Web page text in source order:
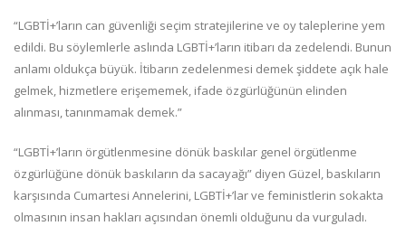
“LGBTİ+’ların can güvenliği seçim stratejilerine ve oy taleplerine yem
edildi. Bu söylemlerle aslında LGBTİ+’ların itibarı da zedelendi. Bunun
anlamı oldukça büyük. İtibarın zedelenmesi demek şiddete açık hale
gelmek, hizmetlere erişememek, ifade özgürlüğünün elinden
alınması, tanınmamak demek.”
“LGBTİ+’ların örgütlenmesine dönük baskılar genel örgütlenme
özgürlüğüne dönük baskıların da sacayağı” diyen Güzel, baskıların
karşısında Cumartesi Annelerini, LGBTİ+’lar ve feministlerin sokakta
olmasının insan hakları açısından önemli olduğunu da vurguladı.